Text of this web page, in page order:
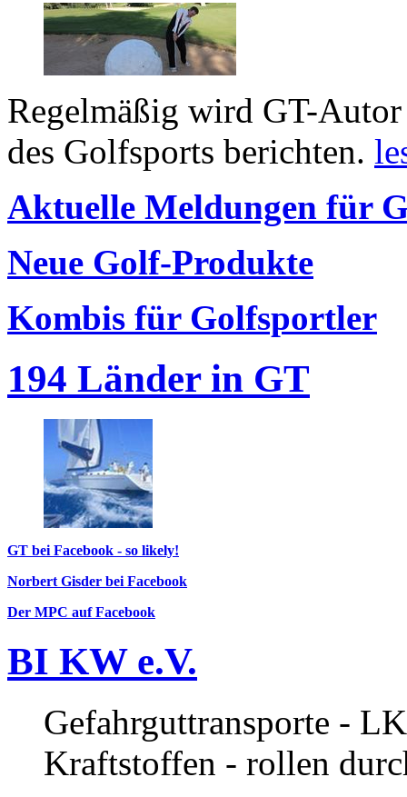
Regelmäßig wird GT-
des Golfsports berichten.
Aktuelle Meldungen für
Neue Golf-Produkte
Kombis für Golfsportler
194 Länder in GT
GT bei Facebook - so likely!
Norbert Gisder bei Facebook
Der MPC auf Facebook
BI KW e.V.
Gefahrguttransporte -
Kraftstoffen - rollen